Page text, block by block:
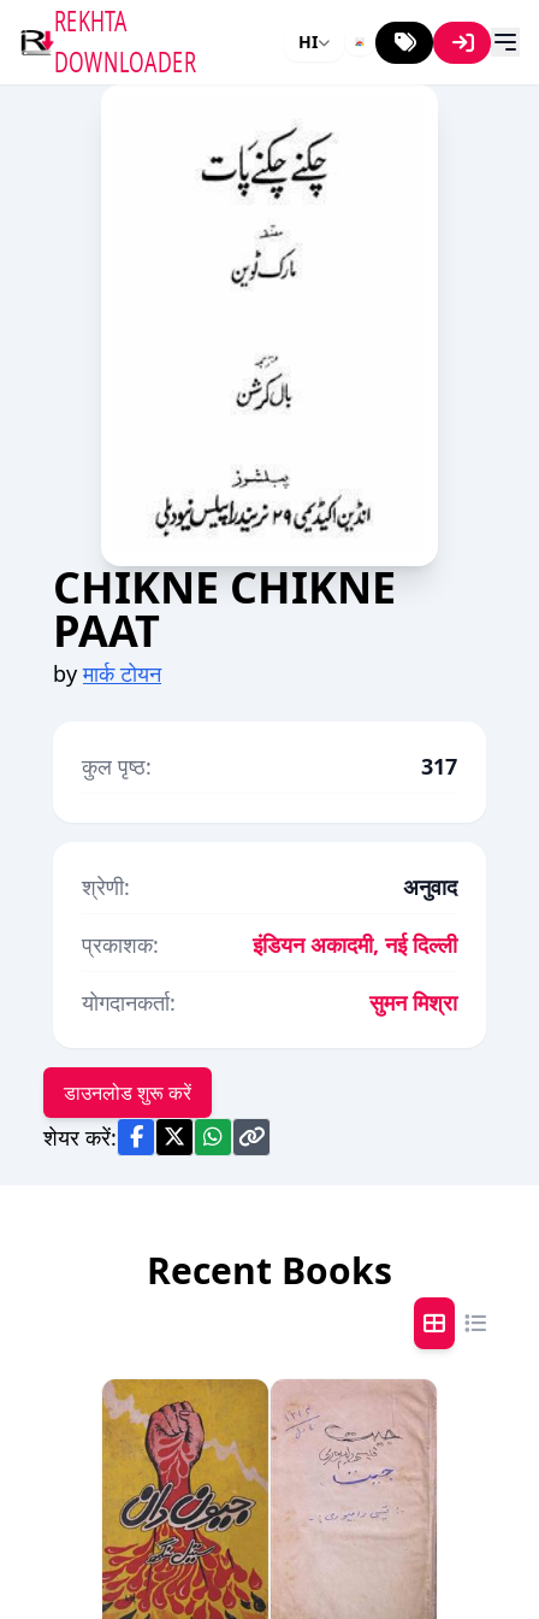
REKHTA
DOWNLOADER
HI
CHIKNE CHIKNE
PAAT
byमार्क टोयन
कुल पृष्ठ: 317
श्रेणी:
अनुवाद
प्रकाशक:
इंडियन अकादमी, नई दिल्ली
योगदानकर्ता:
सुमन मिश्रा
डाउनलोड शुरू करें
शेयर करें:
Recent Books